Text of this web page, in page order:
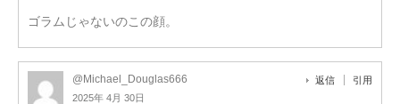
ゴラムじゃないのこの顔。
@Michael_Douglas666
2025年 4月 30日
返信 引用